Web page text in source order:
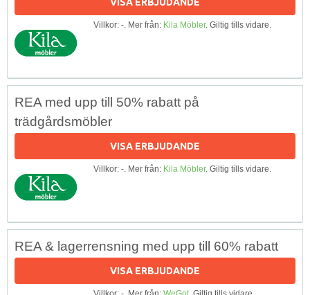
Villkor: -. Mer från: Kila Möbler. Giltig tills vidare.
REA med upp till 50% rabatt på
trädgårdsmöbler
VISA ERBJUDANDE
Villkor: -. Mer från: Kila Möbler. Giltig tills vidare.
REA & lagerrensning med upp till 60% rabatt
VISA ERBJUDANDE